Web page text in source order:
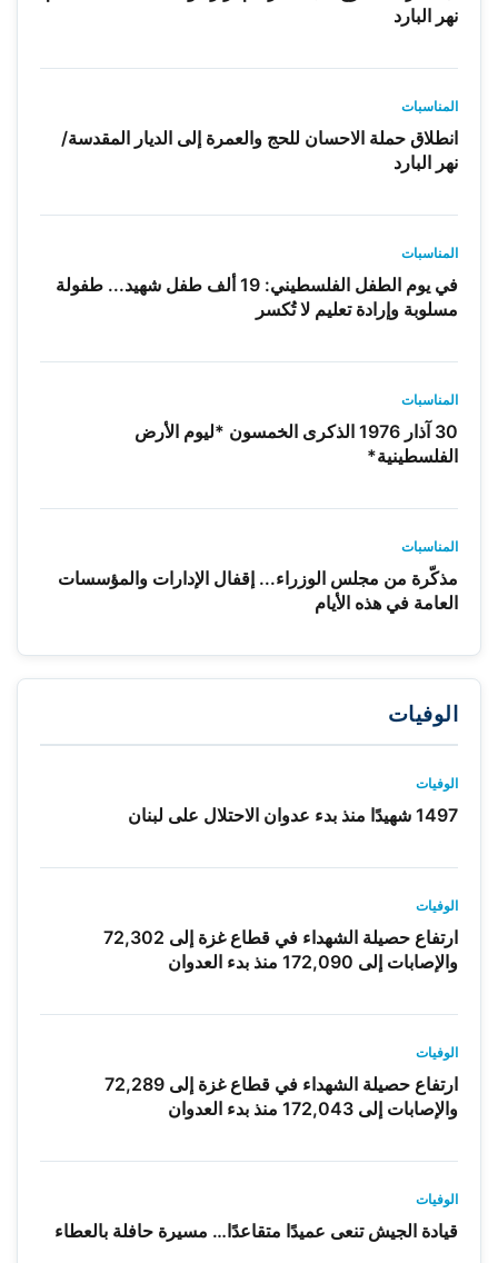
نهر البارد
المناسبات
انطلاق حملة الاحسان للحج والعمرة إلى الديار المقدسة/
نهر البارد
المناسبات
في يوم الطفل الفلسطيني: 19 ألف طفل شهيد... طفولة
مسلوبة وإرادة تعليم لا تُكسر
المناسبات
30 آذار 1976 الذكرى الخمسون *ليوم الأرض
الفلسطينية*
المناسبات
مذكّرة من مجلس الوزراء... إقفال الإدارات والمؤسسات
العامة في هذه الأيام
الوفيات
الوفيات
1497 شهيدًا منذ بدء عدوان الاحتلال على لبنان
الوفيات
ارتفاع حصيلة الشهداء في قطاع غزة إلى 72,302
والإصابات إلى 172,090 منذ بدء العدوان
الوفيات
ارتفاع حصيلة الشهداء في قطاع غزة إلى 72,289
والإصابات إلى 172,043 منذ بدء العدوان
الوفيات
قيادة الجيش تنعى عميدًا متقاعدًا… مسيرة حافلة بالعطاء